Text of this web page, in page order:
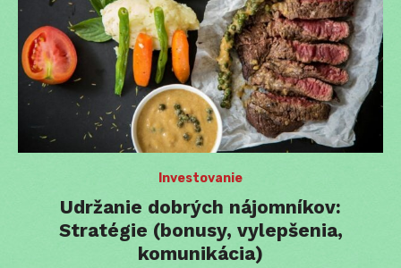
Investovanie
Udržanie dobrých nájomníkov:
Stratégie (bonusy, vylepšenia,
komunikácia)